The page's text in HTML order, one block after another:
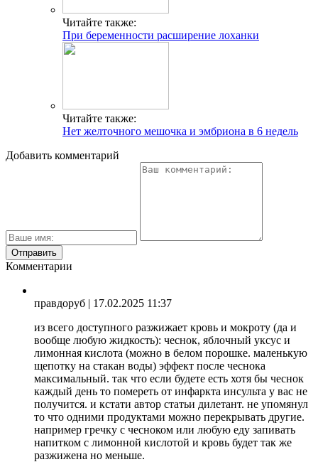
Читайте также:
При беременности расширение лоханки
Читайте также:
Нет желточного мешочка и эмбриона в 6 недель
Добавить комментарий
Комментарии
правдоруб | 17.02.2025 11:37
из всего доступного разжижает кровь и мокроту (да и
вообще любую жидкость): чеснок, яблочный уксус и
лимонная кислота (можно в белом порошке. маленькую
щепотку на стакан воды) эффект после чеснока
максимальный. так что если будете есть хотя бы чеснок
каждый день то помереть от инфаркта инсульта у вас не
получится. и кстати автор статьи дилетант. не упомянул
то что одними продуктами можно перекрывать другие.
например гречку с чесноком или любую еду запивать
напитком с лимонной кислотой и кровь будет так же
разжижена но меньше.